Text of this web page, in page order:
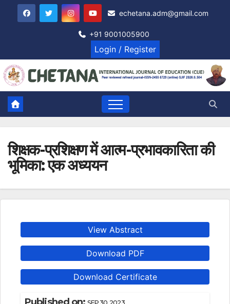
echetana.adm@gmail.com
+91 9001005900
Login / Register
शिक्षक-प्रशिक्षण में आत्म-प्रभावकारिता की
भूमिका: एक अध्ययन
View Abstract
Download PDF
Download Certificate